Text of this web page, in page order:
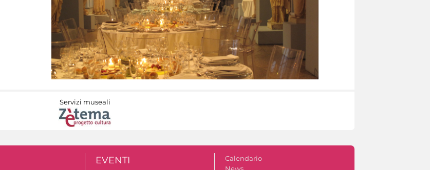
Servizi museali
EVENTI
Calendario
News